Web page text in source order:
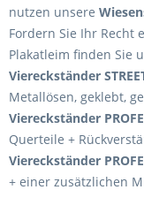
nutzen unsere
Fordern Sie Ihr Recht
Plakatleim finden Sie
Viereckständer
Metallösen, geklebt,
Viereckständer
Querteile +
Viereckständer
+ einer zusätzlichen